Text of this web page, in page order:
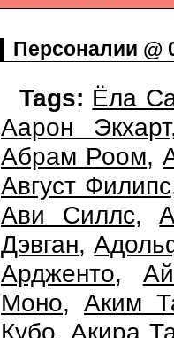
Персоналии @
Tags: Ёла
Аарон Экхарт
Абрам Роом,
Август Филипс
Ави Силлс,
Дэвган,
Ардженто,
Моно, Аким
Кубо,Акира